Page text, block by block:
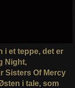
i et teppe, det er
Night,
Sisters Of Mercy
i tale, som